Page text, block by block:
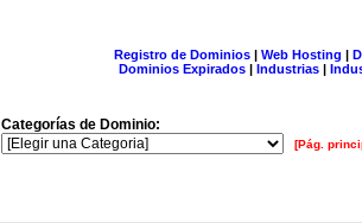
Registro de Dominios| Web Hosting |
Dominios Expirados | Industrias |
Categorías de Dominio:
[Pág.